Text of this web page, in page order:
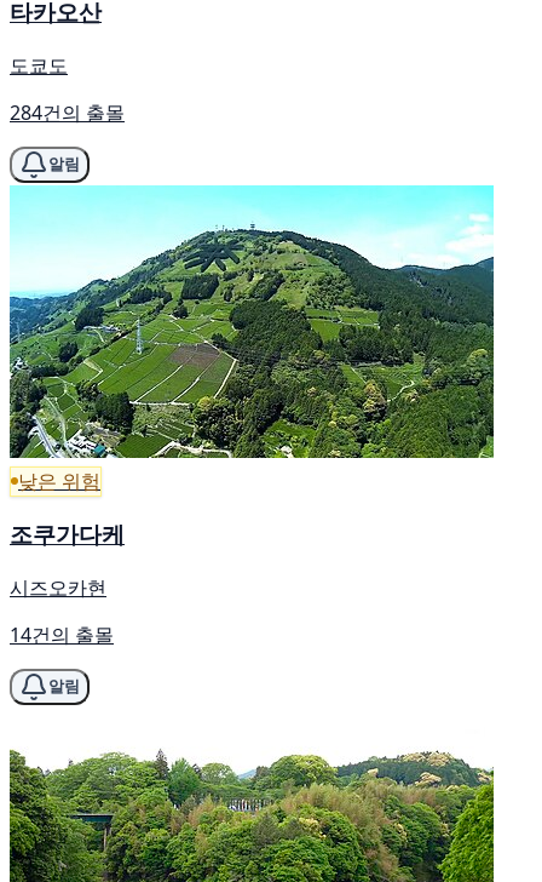
타카오산
도쿄도
284건의 출몰
알림
낮은 위험
조쿠가다케
시즈오카현
14건의 출몰
알림